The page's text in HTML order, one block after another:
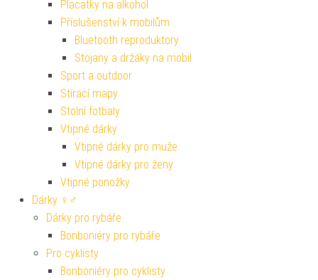
Placatky na alkohol
Příslušenství k mobilům
Bluetooth reproduktory
Stojany a držáky na mobil
Sport a outdoor
Stírací mapy
Stolní fotbaly
Vtipné dárky
Vtipné dárky pro muže
Vtipné dárky pro ženy
Vtipné ponožky
Dárky ♀♂
Dárky pro rybáře
Bonboniéry pro rybáře
Pro cyklisty
Bonboniéry pro cyklisty